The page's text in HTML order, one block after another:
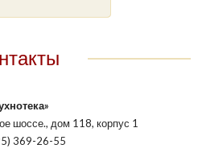
шоссе., дом 118, корпус 1
369-26-55